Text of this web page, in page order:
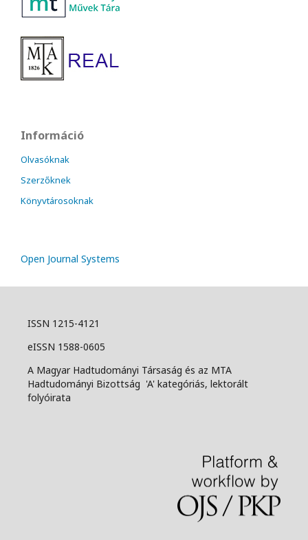
Információ
Olvasóknak
Szerzőknek
Könyvtárosoknak
Open Journal Systems
ISSN 1215-4121
eISSN 1588-0605
A Magyar Hadtudományi Társaság és az MTA
Hadtudományi Bizottság 'A' kategóriás, lektorált
folyóirata